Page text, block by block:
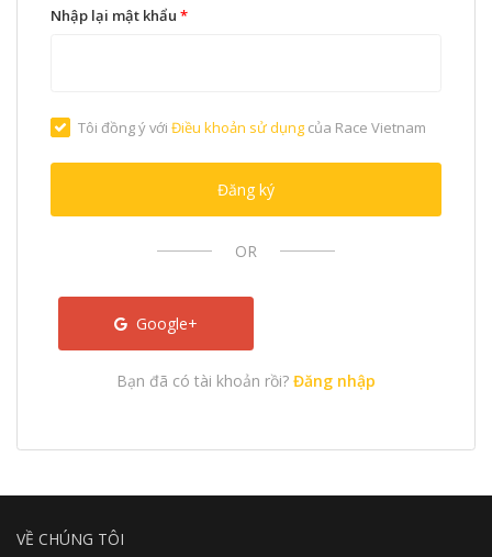
Nhập lại mật khẩu *
Tôi đồng ý với Điều khoản sử dụngcủa Race Vietnam
Đăng ký
OR
Google+
Bạn đã có tài khoản rồi? Đăng nhập
VỀ CHÚNG TÔI